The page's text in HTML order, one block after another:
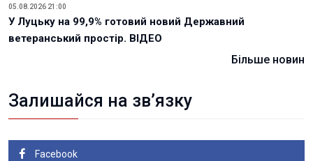
05.08.2026 21:00
У Луцьку на 99,9% готовий новий Державний
ветеранський простір. ВІДЕО
Більше новин
Залишайся на зв’язку
Facebook